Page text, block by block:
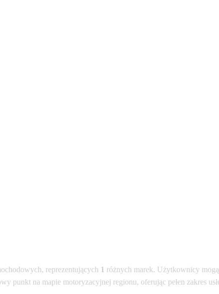
reprezentujących 1 różnych marek. Użytkownicy
punkt na mapie motoryzacyjnej regionu, oferując pełen zakres